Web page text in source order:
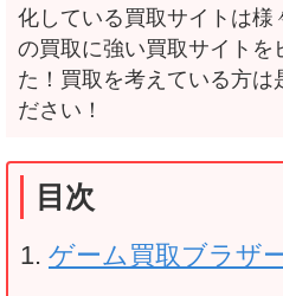
化している買取サイトは様
の買取に強い買取サイトを
た！買取を考えている方は
ださい！
目次
ゲーム買取ブラザ